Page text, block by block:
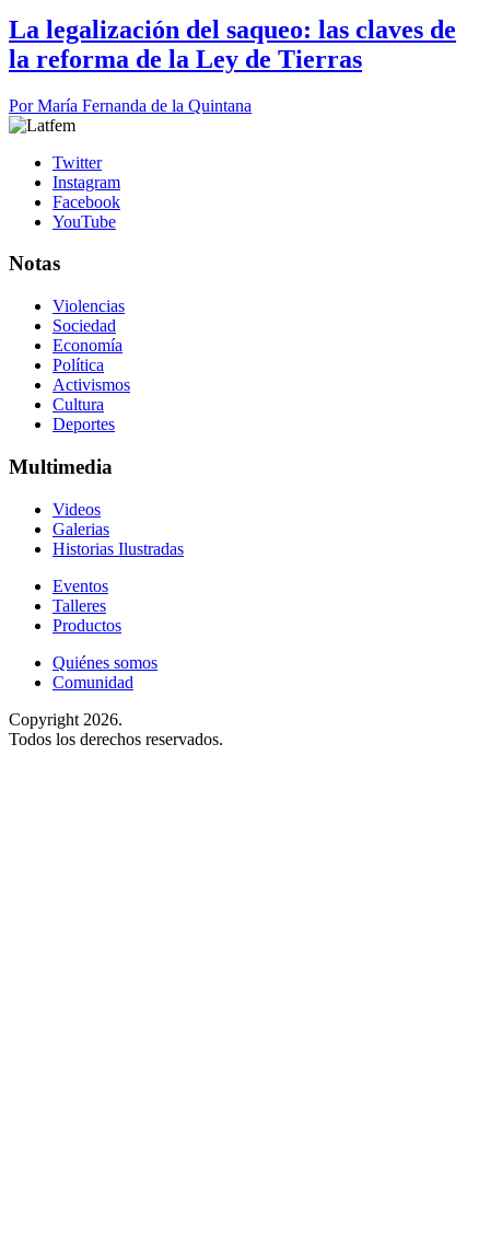
La legalización del saqueo: las claves de
la reforma de la Ley de Tierras
PorMaría Fernanda de la Quintana
Twitter
Instagram
Facebook
YouTube
Notas
Violencias
Sociedad
Economía
Política
Activismos
Cultura
Deportes
Multimedia
Videos
Galerias
Historias Ilustradas
Eventos
Talleres
Productos
Quiénes somos
Comunidad
Copyright 2026.
Todos los derechos reservados.